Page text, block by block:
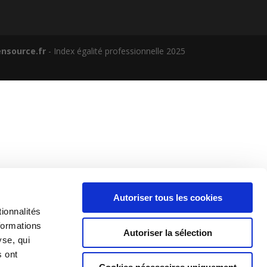
qui
ont
Autoriser tous les cookies
Autoriser la sélection
- Index égalité professionnelle 2025